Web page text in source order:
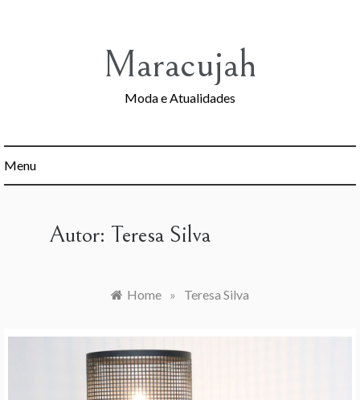
Maracujah
Moda e Atualidades
Menu
Autor: Teresa Silva
Home » Teresa Silva